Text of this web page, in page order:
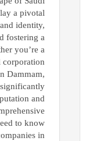
a pivotal
identity,
fostering a
you’re a
corporation
Dammam,
and
to know
in